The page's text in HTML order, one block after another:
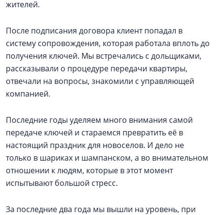
жителей.
После подписания договора клиент попадал в
систему сопровождения, которая работала вплоть до
получения ключей. Мы встречались с дольщиками,
рассказывали о процедуре передачи квартиры,
отвечали на вопросы, знакомили с управляющей
компанией.
Последние годы уделяем много внимания самой
передаче ключей и стараемся превратить её в
настоящий праздник для новоселов. И дело не
только в шариках и шампанском, а во внимательном
отношении к людям, которые в этот момент
испытывают большой стресс.
За последние два года мы вышли на уровень, при